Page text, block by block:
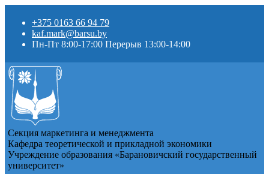
+375 0163 66 94 79
kaf.mark@barsu.by
Пн-Пт 8:00-17:00 Перерыв 13:00-14:00
Секция маркетинга и менеджмента
Кафедра теоретической и прикладной экономики
Учреждение образования «Барановичский государственный
университет»